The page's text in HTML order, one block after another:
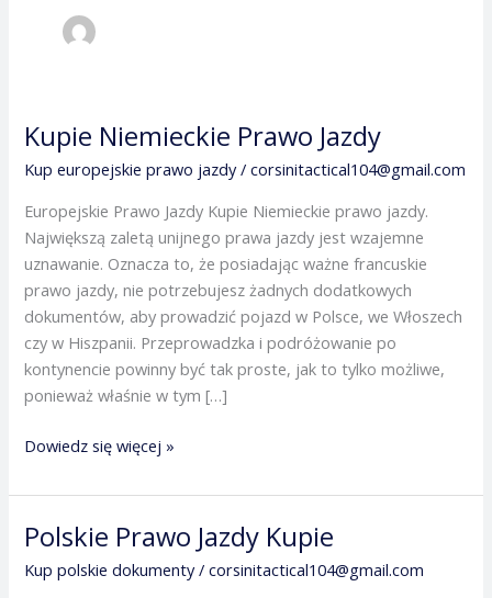
Kupie Niemieckie Prawo Jazdy
Kup europejskie prawo jazdy/corsinitactical104@gmail.com
Europejskie Prawo Jazdy Kupie Niemieckie prawo jazdy.
Największą zaletą unijnego prawa jazdy jest wzajemne
uznawanie. Oznacza to, że posiadając ważne francuskie
prawo jazdy, nie potrzebujesz żadnych dodatkowych
dokumentów, aby prowadzić pojazd w Polsce, we Włoszech
czy w Hiszpanii. Przeprowadzka i podróżowanie po
kontynencie powinny być tak proste, jak to tylko możliwe,
ponieważ właśnie w tym […]
Kupie
Niemieckie
Prawo
Jazdy
Dowiedz się więcej »
Polskie Prawo Jazdy Kupie
Kup polskie dokumenty/corsinitactical104@gmail.com
Polskie
Jazdy